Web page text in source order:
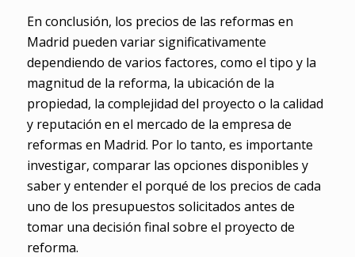
En conclusión, los precios de las reformas en
Madrid pueden variar significativamente
dependiendo de varios factores, como el tipo y la
magnitud de la reforma, la ubicación de la
propiedad, la complejidad del proyecto o la calidad
y reputación en el mercado de la empresa de
reformas en Madrid. Por lo tanto, es importante
investigar, comparar las opciones disponibles y
saber y entender el porqué de los precios de cada
uno de los presupuestos solicitados antes de
tomar una decisión final sobre el proyecto de
reforma.